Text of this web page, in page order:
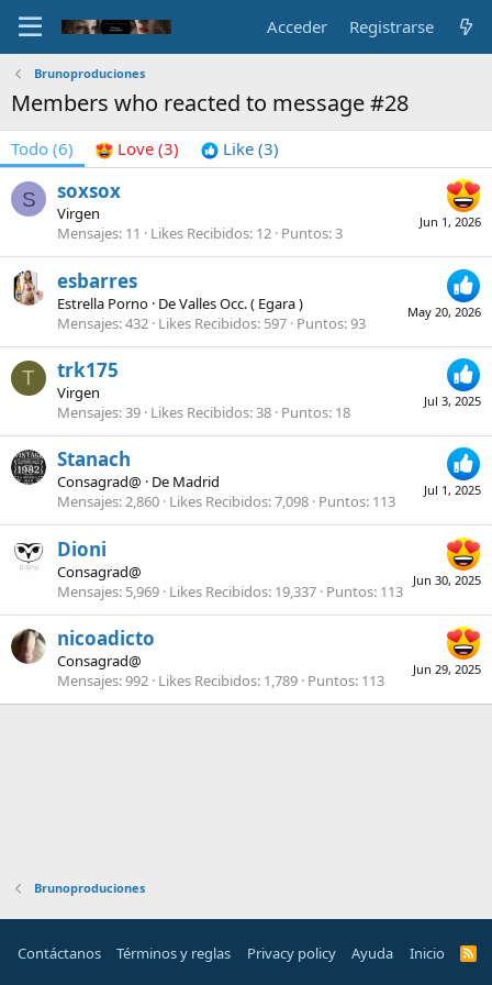
Acceder Registrarse
Brunoproduciones
Members who reacted to message #28
Todo (6) Love (3) Like (3)
S
Jun 1, 2026
soxsox
Virgen
Mensajes 11 Likes Recibidos 12 Puntos 3
May 20, 2026
esbarres
Estrella Porno · DeValles Occ. ( Egara )
Mensajes 432 Likes Recibidos 597 Puntos 93
T
Jul 3, 2025
trk175
Virgen
Mensajes 39 Likes Recibidos 38 Puntos 18
Jul 1, 2025
Stanach
Consagrad@ · De Madrid
Mensajes 2,860 Likes Recibidos 7,098 Puntos 113
Jun 30, 2025
Dioni
Consagrad@
Mensajes 5,969 Likes Recibidos 19,337 Puntos 113
Jun 29, 2025
nicoadicto
Consagrad@
Mensajes 992 Likes Recibidos 1,789 Puntos 113
Brunoproduciones
Contáctanos Términos y reglas Privacy policy Ayuda Inicio